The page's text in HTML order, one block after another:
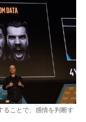
ることで、感情を判断す